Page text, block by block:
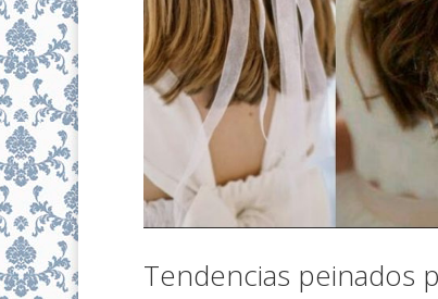
Tendencias peinados